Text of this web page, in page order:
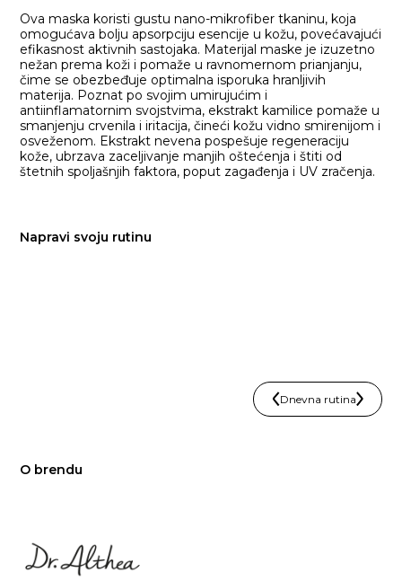
Ova maska koristi gustu nano-mikrofiber tkaninu, koja
omogućava bolju apsorpciju esencije u kožu, povećavajući
efikasnost aktivnih sastojaka. Materijal maske je izuzetno
nežan prema koži i pomaže u ravnomernom prianjanju,
čime se obezbeđuje optimalna isporuka hranljivih
materija. Poznat po svojim umirujućim i
antiinflamatornim svojstvima, ekstrakt kamilice pomaže u
smanjenju crvenila i iritacija, čineći kožu vidno smirenijom i
osveženom. Ekstrakt nevena pospešuje regeneraciju
kože, ubrzava zaceljivanje manjih oštećenja i štiti od
štetnih spoljašnjih faktora, poput zagađenja i UV zračenja.
Napravi svoju rutinu
Dnevna rutina
O brendu